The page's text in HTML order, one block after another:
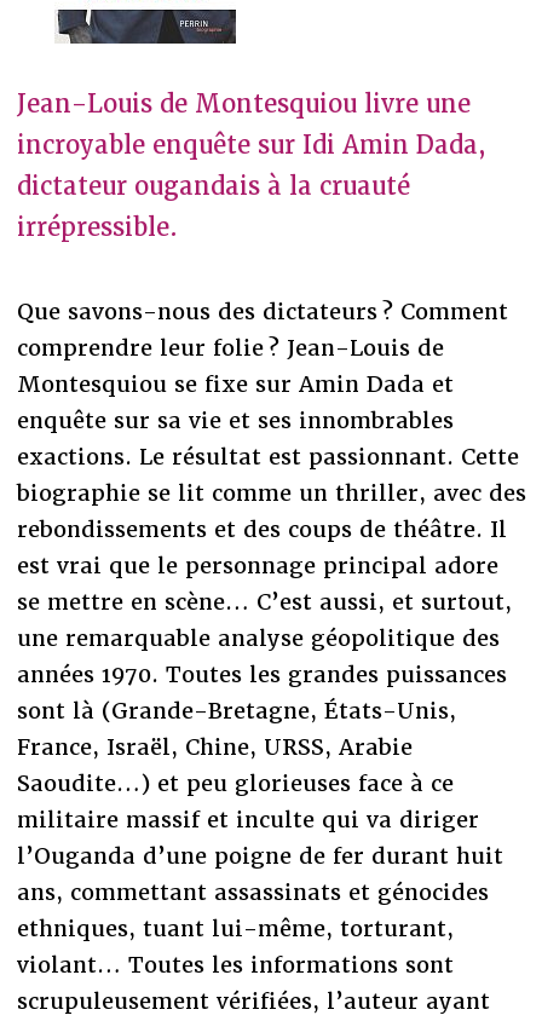
Jean-Louis de Montesquiou livre une
incroyable enquête sur Idi Amin Dada,
dictateur ougandais à la cruauté
irrépressible.
Que savons-nous des dictateurs ? Comment
comprendre leur folie ? Jean-Louis de
Montesquiou se fixe sur Amin Dada et
enquête sur sa vie et ses innombrables
exactions. Le résultat est passionnant. Cette
biographie se lit comme un thriller, avec des
rebondissements et des coups de théâtre. Il
est vrai que le personnage principal adore
se mettre en scène… C’est aussi, et surtout,
une remarquable analyse géopolitique des
années 1970. Toutes les grandes puissances
sont là (Grande-Bretagne, États-Unis,
France, Israël, Chine, URSS, Arabie
Saoudite…) et peu glorieuses face à ce
militaire massif et inculte qui va diriger
l’Ouganda d’une poigne de fer durant huit
ans, commettant assassinats et génocides
ethniques, tuant lui-même, torturant,
violant… Toutes les informations sont
scrupuleusement vérifiées, l’auteur ayant